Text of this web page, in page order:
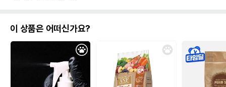
이 상품은 어떠신가요?